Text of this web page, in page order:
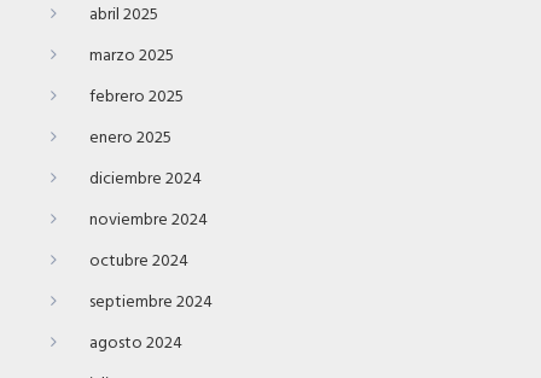
abril 2025
marzo 2025
febrero 2025
enero 2025
diciembre 2024
noviembre 2024
octubre 2024
septiembre 2024
agosto 2024